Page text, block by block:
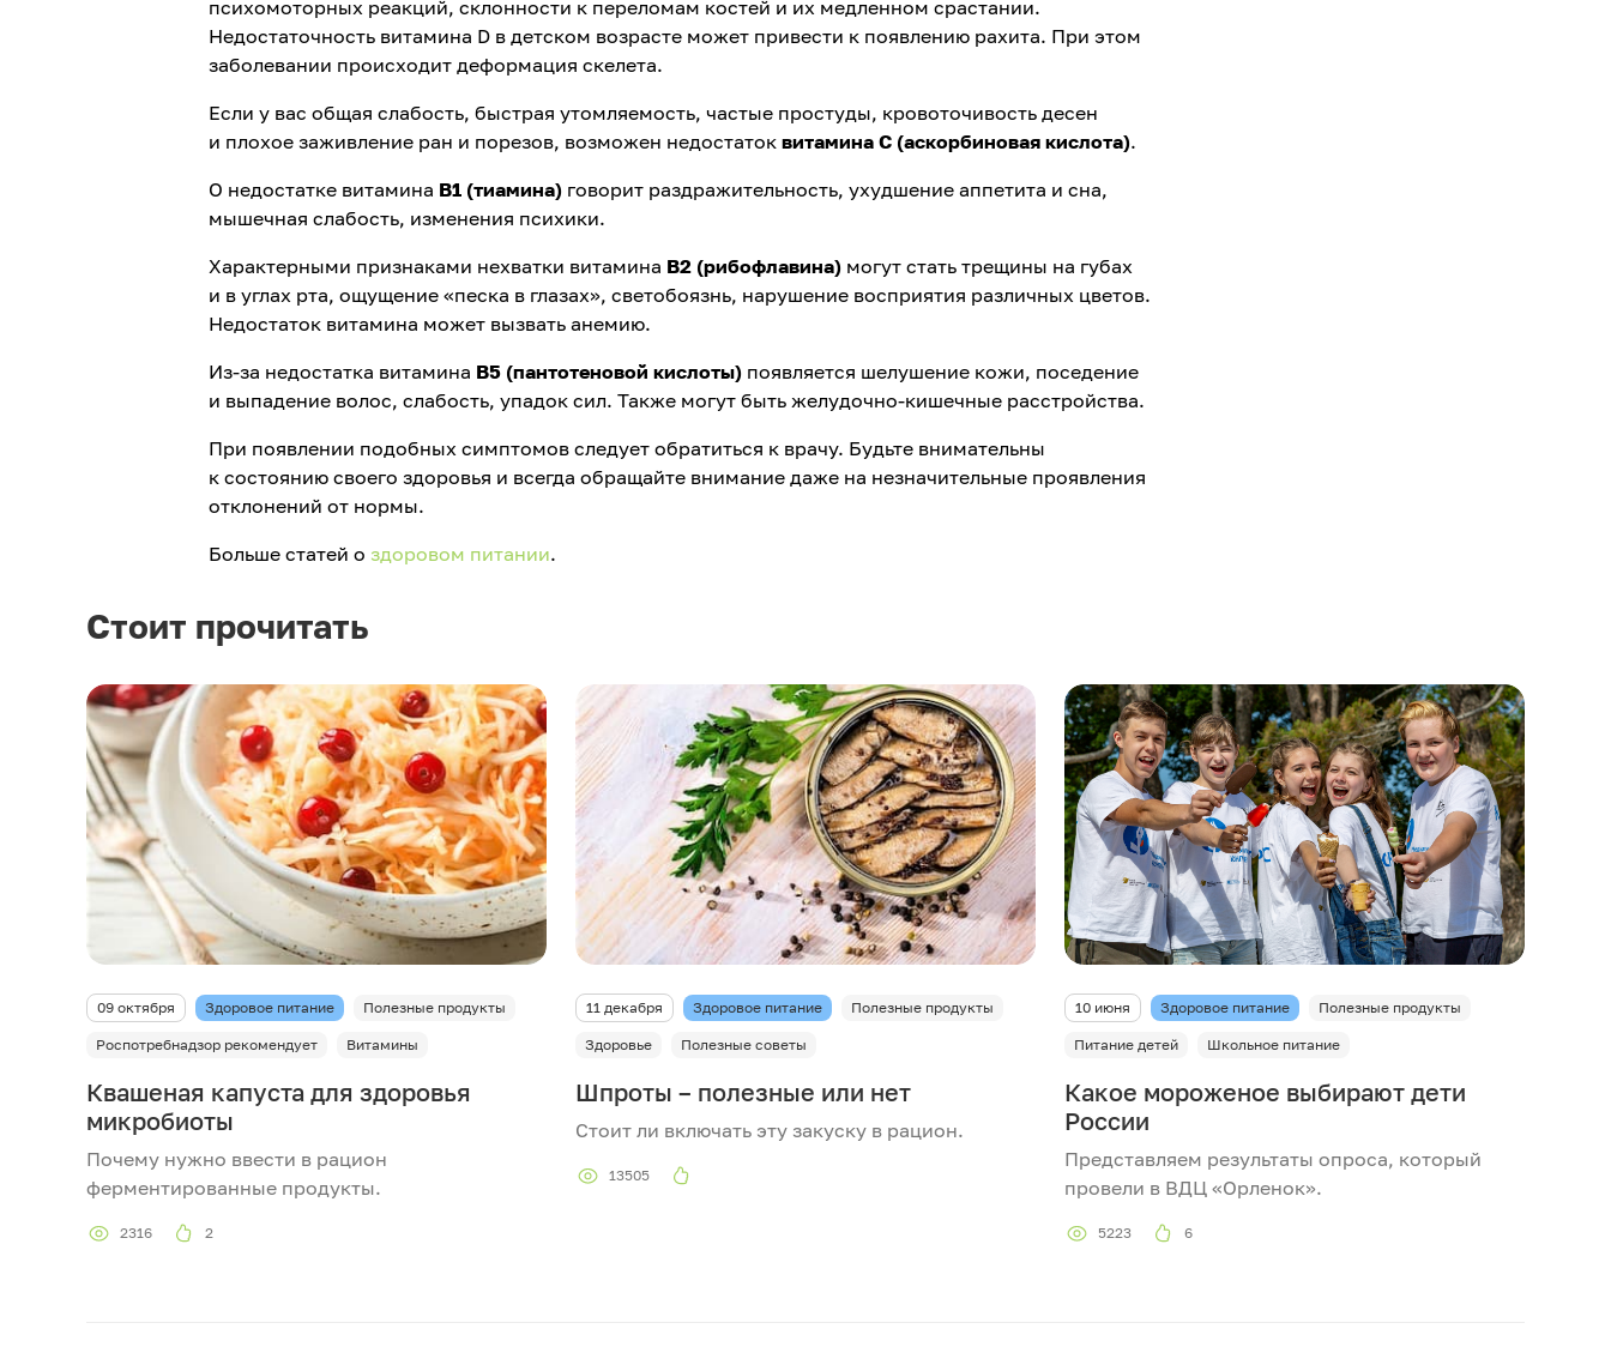
психомоторных реакций, склонности к переломам костей и их медленном срастании.
Недостаточность витамина D в детском возрасте может привести к появлению рахита. При этом
заболевании происходит деформация скелета.
Если у вас общая слабость, быстрая утомляемость, частые простуды, кровоточивость десен
и плохое заживление ран и порезов, возможен недостаток витамина С (аскорбиновая кислота).
О недостатке витамина В1 (тиамина) говорит раздражительность, ухудшение аппетита и сна,
мышечная слабость, изменения психики.
Характерными признаками нехватки витамина В2 (рибофлавина)могут стать трещины на губах
и в углах рта, ощущение «песка в глазах», светобоязнь, нарушение восприятия различных цветов.
Недостаток витамина может вызвать анемию.
Из-за недостатка витамина В5 (пантотеновой кислоты)появляется шелушение кожи, поседение
и выпадение волос, слабость, упадок сил. Также могут быть желудочно-кишечные расстройства.
При появлении подобных симптомов следует обратиться к врачу. Будьте внимательны
к состоянию своего здоровья и всегда обращайте внимание даже на незначительные проявления
отклонений от нормы.
Больше статей о здоровом питании.
Стоит прочитать
09 октября Здоровое питание Полезные продукты
Роспотребнадзор рекомендует Витамины
Квашеная капуста для здоровья
микробиоты
Почему нужно ввести в рацион
ферментированные продукты.
2316 2
11 декабря Здоровое питание Полезные продукты
Здоровье Полезные советы
Шпроты – полезные или нет
Стоит ли включать эту закуску в рацион.
13505
10 июня Здоровое питание Полезные продукты
Питание детей Школьное питание
Какое мороженое выбирают дети
России
Представляем результаты опроса, который
провели в ВДЦ «Орленок».
5223 6